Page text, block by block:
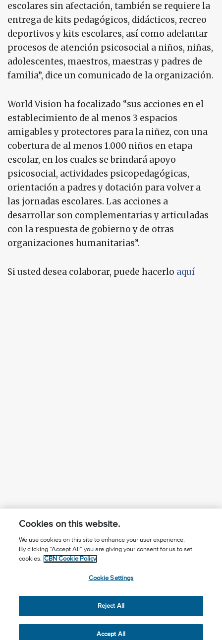
escolares sin afectación, también se requiere la
entrega de kits pedagógicos, didácticos, recreo
deportivos y kits escolares, así como adelantar
procesos de atención psicosocial a niños, niñas,
adolescentes, maestros, maestras y padres de
familia”, dice un comunicado de la organización.
World Vision ha focalizado “sus acciones en el
establecimiento de al menos 3 espacios
amigables y protectores para la niñez, con una
cobertura de al menos 1.000 niños en etapa
escolar, en los cuales se brindará apoyo
psicosocial, actividades psicopedagógicas,
orientación a padres y dotación para volver a
las jornadas escolares. Las acciones a
desarrollar son complementarias y articuladas
con la respuesta de gobierno y de otras
organizaciones humanitarias”.
Si usted desea colaborar, puede hacerlo aquí
¿Conoces a Jesús?
Suscríbase al boletín
Seguir Mundo Cristiano
Terms of Use
Cookie Settings
© 2026 The Christian Broadcasting Network, Inc., A nonprofit
Cookies on this website.
We use cookies on this site to enhance your user experience.
By clicking “Accept All” you are giving your consent for us to set
cookies. CBN Cookie Policy
Cookie Settings
Reject All
Accept All